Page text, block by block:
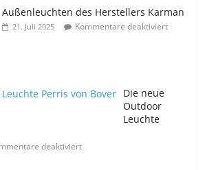
Außenleuchten des Herstellers Karman
21. Juli 2025 Kommentare deaktiviert
Die neue
Outdoor
Leuchte
deaktiviert